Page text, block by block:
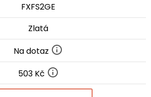
FXFS2GE
Zlatá
Na dotaz
503 Kč